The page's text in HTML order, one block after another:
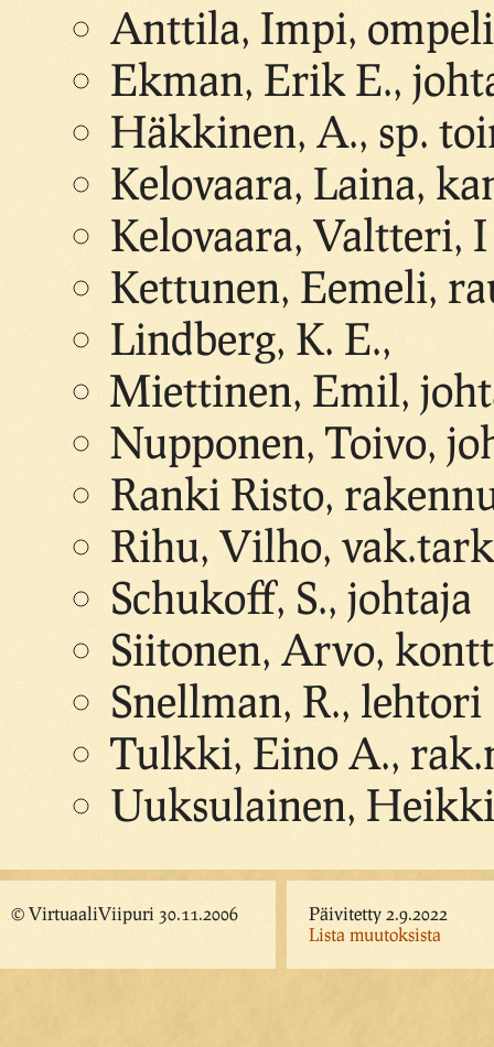
Anttila, Impi,
Ekman, Erik E.,
Häkkinen, A., sp.
Kelovaara, Laina,
Kelovaara, Valtteri,
Kettunen, Eemeli,
Lindberg, K. E.,
Miettinen, Emil,
Nupponen, Toivo,
Ranki Risto,
Rihu, Vilho,
Schukoff, S., johtaja
Siitonen, Arvo,
Snellman, R., lehtori
Tulkki, Eino A.,
Uuksulainen,
© VirtuaaliViipuri 30.11.2006
Päivitetty 2.9.2022
Lista muutoksista